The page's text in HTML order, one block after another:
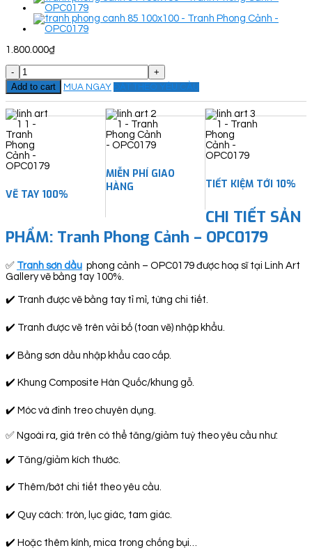
1.800.000₫
Tranh
Phong
Cảnh
-
OPC0179
quantity
Add to cart MUA NGAY ĐẶT THEO YÊU CẦU
VẼ TAY 100%
MIỄN PHÍ GIAO
HÀNG
TIẾT KIỆM TỚI 10%
CHI TIẾT SẢN
PHẨM: Tranh Phong Cảnh – OPC0179
✅ Tranh sơn dầu phong cảnh – OPC0179 được hoạ sĩ tại Linh Art
Gallery vẽ bằng tay 100%.
✔️ Tranh được vẽ bằng tay tỉ mỉ, từng chi tiết.
✔️ Tranh được vẽ trên vải bố (toan vẽ) nhập khẩu.
✔️ Bằng sơn dầu nhập khẩu cao cấp.
✔️ Khung Composite Hàn Quốc/khung gỗ.
✔️ Móc và đinh treo chuyên dụng.
✅ Ngoài ra, giá trên có thể tăng/giảm tuỳ theo yêu cầu như:
✔️ Tăng/giảm kích thước.
✔️ Thêm/bớt chi tiết theo yêu cầu.
✔️ Quy cách: tròn, lục giác, tam giác.
✔️ Hoặc thêm kính, mica trong chống bụi…